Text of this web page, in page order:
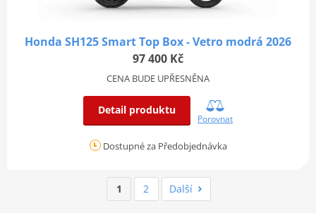
Honda SH125 Smart Top Box - Vetro modrá 2026
97 400 Kč
CENA BUDE UPŘESNĚNA
Detail produktu
Porovnat
Dostupné za Předobjednávka
1 2 Další